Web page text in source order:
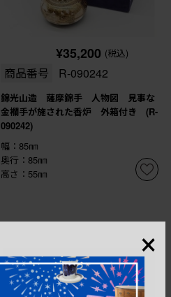
¥35,200 (税込)
商品番号 R-090242
錦光山造 薩摩錦手 人物図 見事な
金襴手が施された香炉 外箱付き (R-
090242)
幅：85㎜
奥行：85㎜
高さ：55㎜
×